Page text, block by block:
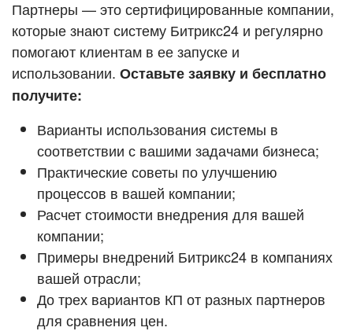
ВХОД
ВХОД
Смотреть видеокейсы
Партнеры — это сертифицированные компании,
которые знают систему Битрикс24 и регулярно
помогают клиентам в ее запуске и
использовании. Оставьте заявку и бесплатно
получите:
Варианты использования системы в
соответствии с вашими задачами бизнеса;
Практические советы по улучшению
процессов в вашей компании;
Расчет стоимости внедрения для вашей
компании;
Примеры внедрений Битрикс24 в компаниях
вашей отрасли;
До трех вариантов КП от разных партнеров
для сравнения цен.